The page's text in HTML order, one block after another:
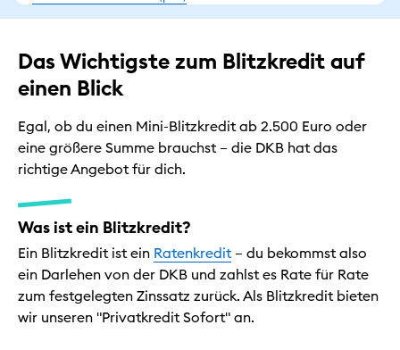
Das Wichtigste zum Blitzkredit auf
einen Blick
Egal, ob du einen Mini-Blitzkredit ab 2.500 Euro oder
eine größere Summe brauchst – die DKB hat das
richtige Angebot für dich.
Was ist ein Blitzkredit?
Ein Blitzkredit ist ein Ratenkredit – du bekommst also
ein Darlehen von der DKB und zahlst es Rate für Rate
zum festgelegten Zinssatz zurück. Als Blitzkredit bieten
wir unseren "Privatkredit Sofort" an.